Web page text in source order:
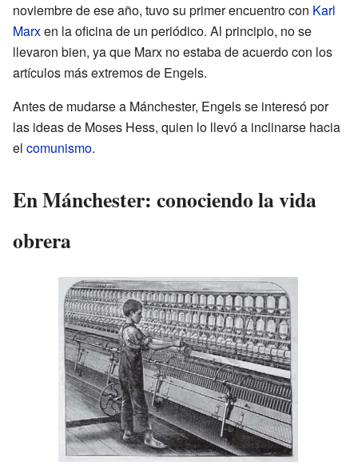
noviembre de ese año, tuvo su primer encuentro con Karl
Marxen la oficina de un periódico. Al principio, no se
llevaron bien, ya que Marx no estaba de acuerdo con los
artículos más extremos de Engels.
Antes de mudarse a Mánchester, Engels se interesó por
las ideas de Moses Hess, quien lo llevó a inclinarse hacia
el comunismo.
En Mánchester: conociendo la vida
obrera